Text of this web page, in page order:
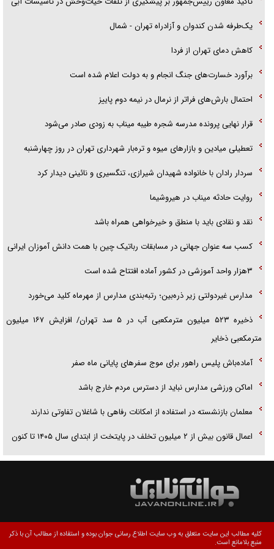
آیا مقاومت فلسطین خلع‌سلاح می‌شود؟
یک‌طرفه شدن کندوان و آزادراه تهران - شمال
کاهش دمای تهران از فردا
برآورد خسارت‌های جنگ انجام و به دولت اعلام شده است
احتمال بارش‌های فراتر از نرمال در نیمه دوم پاییز
قرار نهایی پرونده مدرسه شجره طیبه میناب به زودی صادر می‌شود
تعطیلی میادین و بازارهای میوه و تره‌بار شهرداری تهران در روز چهارشنبه
سردار رادان با خانواده‌ شهیدان شیرازی، تنگسیری و نائینی دیدار کرد
روایت حادثه میناب در هیروشیما
نقد و نقادی باید با منطق و خیرخواهی همراه باشد
کسب سه عنوان جهانی در مسابقات رباتیک چین با همت دانش آموزان ایرانی
۳هزار واحد آموزشی در کشور آماده افتتاح شده است
مدارس غیردولتی زیر ذره‌بین؛ رتبه‌بندی مدارس از مهرماه کلید می‌خورد
ذخیره ۵۲۳ میلیون مترمکعبی آب در ۵ سد تهران/ افزایش ۱۶۷ میلیون
مترمکعبی ذخایر
آماده‌باش پلیس راهور برای موج سفرهای پایانی ماه صفر
اماکن ورزشی مدارس نباید از دسترس مردم خارج باشد
معلمان بازنشسته در استفاده از امکانات رفاهی با شاغلان تفاوتی ندارند
اعمال قانون بیش از ۲ میلیون تخلف در پایتخت از ابتدای سال ۱۴۰۵ تا کنون
کلیه مطالب این سایت متعلق به وب سایت اطلاع رسانی جوان بوده و استفاده از مطالب آن با ذکر
منبع بلامانع است.